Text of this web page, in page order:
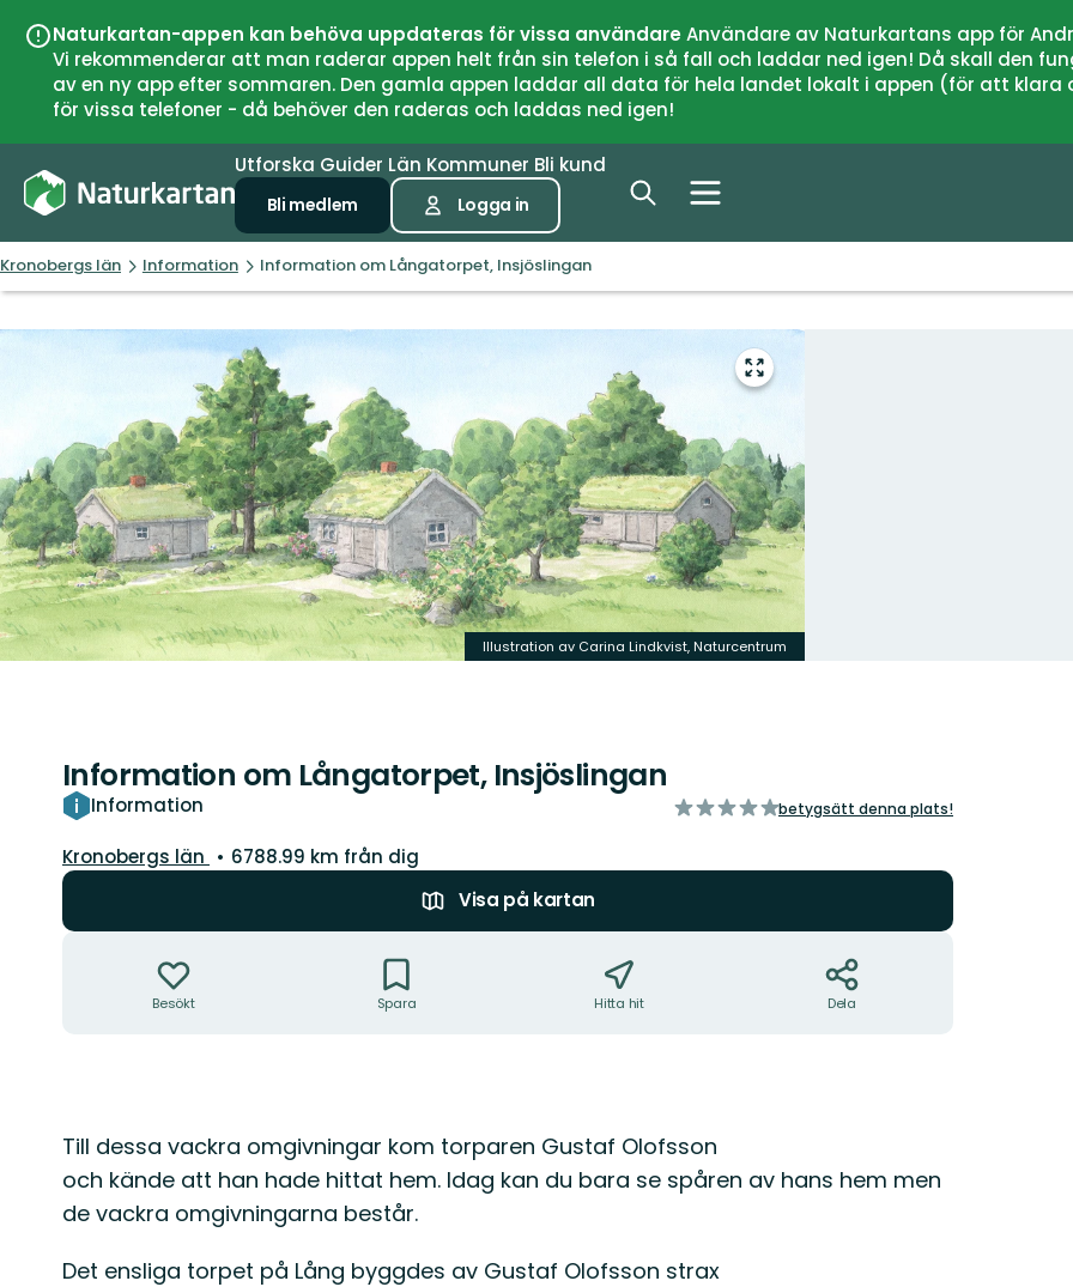
Naturkartan-appen kan behöva uppdateras för vissa användareAnvändare av Naturkartans app för
Vi rekommenderar att man raderar appen helt från sin telefon i så fall och laddar ned igen! Då skall den
av en ny app efter sommaren. Den gamla appen laddar all data för hela landet lokalt i appen (för att
för vissa telefoner - då behöver den raderas och laddas ned igen!
Utforska Guider Län Kommuner Bli kund
Bli medlem Logga in
Kronobergs län Information Information om Långatorpet, Insjöslingan
Gå
till
Illustration av Carina Lindkvist, Naturcentrum
Information om Långatorpet, Insjöslingan
Information
av
betygsätt denna plats!
Län:
Kronobergs län
6788.99 km från dig
Visa på kartan
Besökt Spara Hitta hit Dela
Beskrivning
Till dessa vackra omgivningar kom torparen Gustaf Olofsson
och kände att han hade hittat hem. Idag kan du bara se spåren av hans hem men
de vackra omgivningarna består.
Det ensliga torpet på Lång byggdes av Gustaf Olofsson strax